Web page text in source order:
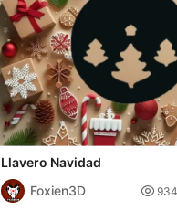
Llavero Navidad
Foxien3D
 934